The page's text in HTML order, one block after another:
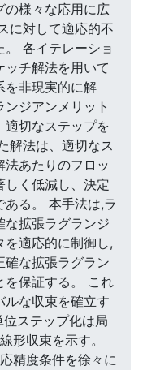
の様々な応用に広
に対して適応的不
各イテレーショ
ッチ解法を用いて
を非現実的に解
ジアンメリット
適切なステップを
解法は、適切なス
あたりのフロッ
しく低減し、決定
る。 本手法は,ラ
な拡張ラグランジ
を適応的に制御し,
確な拡張ラグラン
を保証する。 これ
ルな収束を確立す
ステップ化は局
形収束を示す。
精度条件を徐々に